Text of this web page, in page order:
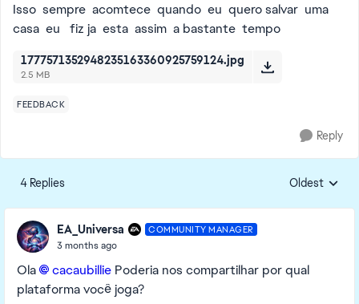
Isso sempre acomtece quando eu quero salvar uma
casa eu fiz ja esta assim a bastante tempo
1777571352948235163360925759124.jpg
2.5 MB
FEEDBACK
Reply
4 Replies Replies
Oldest
EA_Universa COMMUNITY MANAGER
3 months ago
Ola cacaubillie​ Poderia nos compartilhar por qual
plataforma você joga?